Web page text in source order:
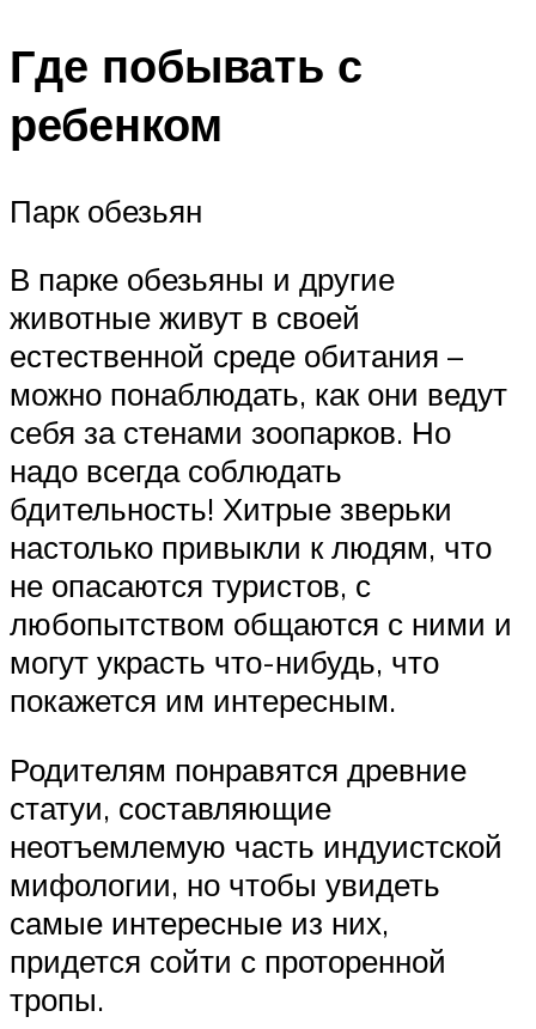
Где побывать с
ребенком
Парк обезьян
В парке обезьяны и другие
животные живут в своей
естественной среде обитания –
можно понаблюдать, как они ведут
себя за стенами зоопарков. Но
надо всегда соблюдать
бдительность! Хитрые зверьки
настолько привыкли к людям, что
не опасаются туристов, с
любопытством общаются с ними и
могут украсть что-нибудь, что
покажется им интересным.
Родителям понравятся древние
статуи, составляющие
неотъемлемую часть индуистской
мифологии, но чтобы увидеть
самые интересные из них,
придется сойти с проторенной
тропы.